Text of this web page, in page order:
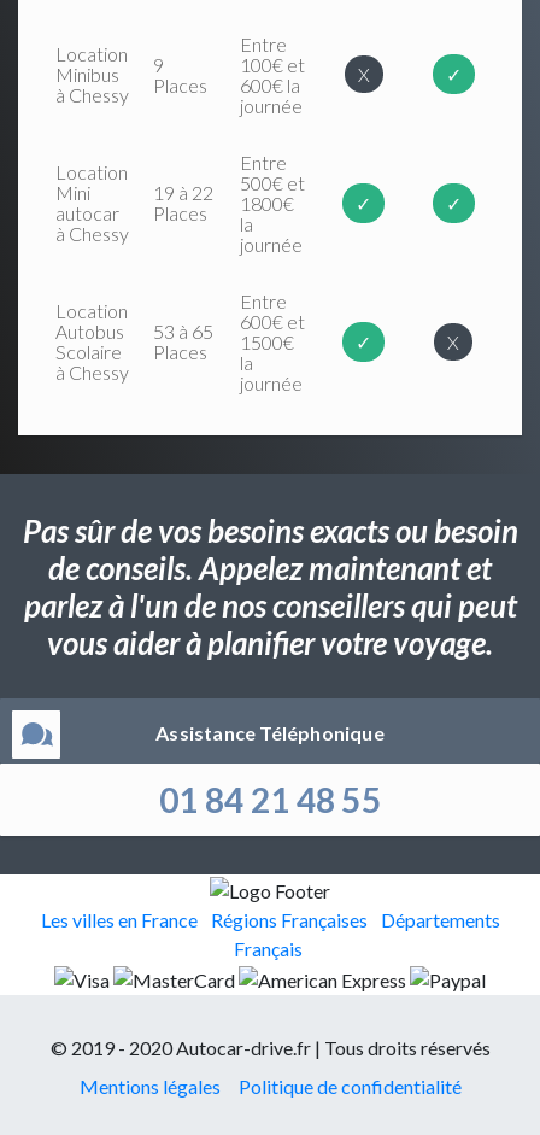
Location
Minibus
à Chessy
9
Places
Entre
100€ et
600€ la
journée
X ✓
Location
Mini
autocar
à Chessy
19 à 22
Places
Entre
500€ et
1800€
la
journée
✓ ✓
Location
Autobus
Scolaire
à Chessy
53 à 65
Places
Entre
600€ et
1500€
la
journée
✓ X
Pas sûr de vos besoins exacts ou besoin
de conseils. Appelez maintenant et
parlez à l'un de nos conseillers qui peut
vous aider à planifier votre voyage.
Assistance Téléphonique
01 84 21 48 55
Les villes en France Régions Françaises
Départements
Français
© 2019 - 2020 Autocar-drive.fr | Tous droits réservés
Mentions légales
Politique de confidentialité